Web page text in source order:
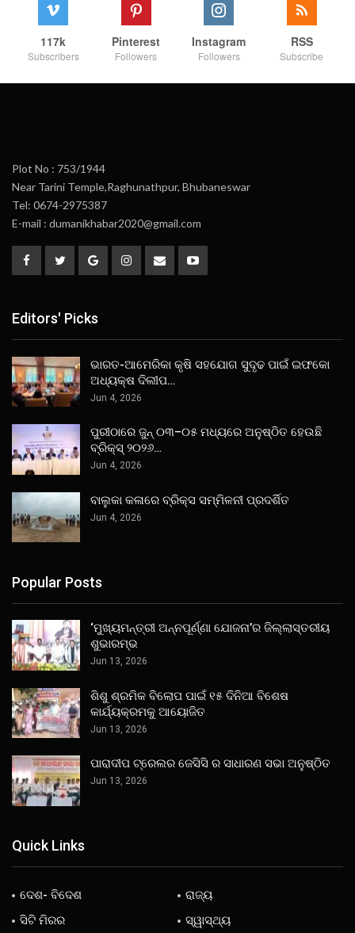
117k
Subscribers
Pinterest
Followers
Instagram
Followers
RSS
Subscribe
Plot No : 753/1944
Near Tarini Temple,Raghunathpur, Bhubaneswar
Tel: 0674-2975387
E-mail : dumanikhabar2020@gmail.com
Editors' Picks
ଭାରତ-ଆମେରିକା କୃଷି ସହଯୋଗ ସୁଦୃଢ ପାଇଁ ଇଫକୋ
ଅଧ୍ୟକ୍ଷ ଦିଲୀପ…
Jun 4, 2026
ପୁରୀଠାରେ ଜୁନ୍ ୦୩–୦୫ ମଧ୍ୟରେ ଅନୁଷ୍ଠିତ ହେଉଛି
ବ୍ରିକ୍ସ୍ ୨୦୨୬…
Jun 4, 2026
ବାଲୁକା କଳାରେ ବ୍ରିକ୍ସ ସମ୍ମିଳନୀ ପ୍ରଦର୍ଶିତ
Jun 4, 2026
Popular Posts
‘ମୁଖ୍ୟମନ୍ତ୍ରୀ ଅନ୍ନପୂର୍ଣ୍ଣା ଯୋଜନା’ର ଜିଲ୍ଲାସ୍ତରୀୟ
ଶୁଭାରମ୍ଭ
Jun 13, 2026
ଶିଶୁ ଶ୍ରମିକ ବିଲୋପ ପାଇଁ ୧୫ ଦିନିଆ ବିଶେଷ
କାର୍ଯ୍ୟକ୍ରମକୁ ଆୟୋଜିତ
Jun 13, 2026
ପାରାଦୀପ ଟ୍ରେଲର ଜେସିସି ର ସାଧାରଣ ସଭା ଅନୁଷ୍ଠିତ
Jun 13, 2026
Quick Links
ଦେଶ- ବିଦେଶ
ରାଜ୍ୟ
ସିଟି ମିରର
ସ୍ୱାସ୍ଥ୍ୟ